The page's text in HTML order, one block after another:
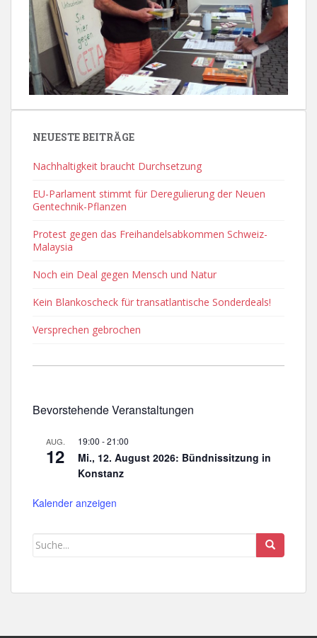
NEUESTE BEITRÄGE
Nachhaltigkeit braucht Durchsetzung
EU-Parlament stimmt für Deregulierung der Neuen
Gentechnik-Pflanzen
Protest gegen das Freihandelsabkommen Schweiz-
Malaysia
Noch ein Deal gegen Mensch und Natur
Kein Blankoscheck für transatlantische Sonderdeals!
Versprechen gebrochen
Bevorstehende Veranstaltungen
AUG.
12
19:00 -21:00
Mi., 12. August 2026: Bündnissitzung in
Konstanz
Kalender anzeigen